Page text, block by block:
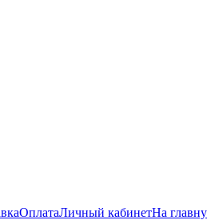
ОплатаЛичный кабинетНа